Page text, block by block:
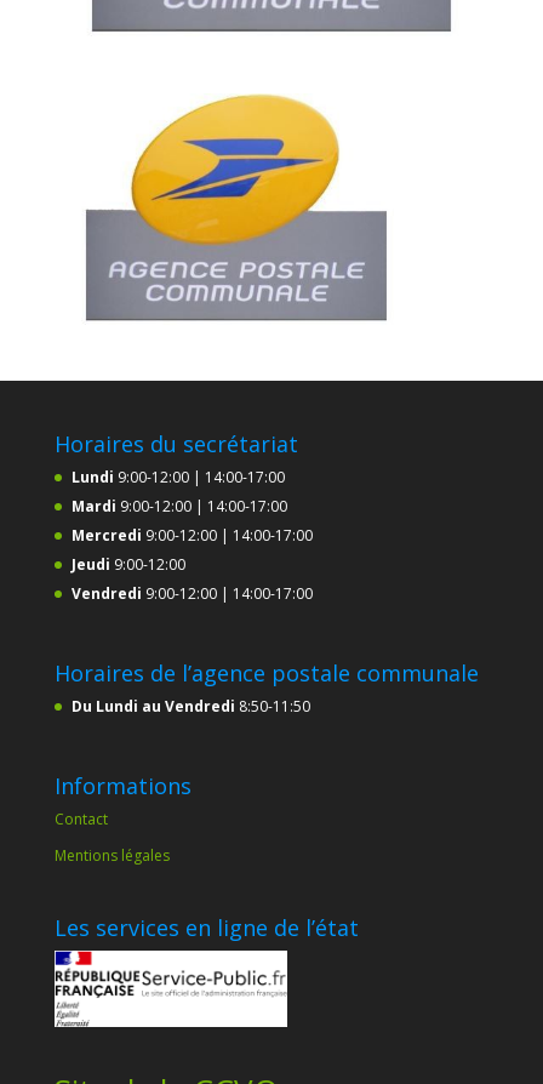
Horaires du secrétariat
Lundi 9:00-12:00 | 14:00-17:00
Mardi 9:00-12:00 | 14:00-17:00
Mercredi 9:00-12:00 | 14:00-17:00
Jeudi 9:00-12:00
Vendredi 9:00-12:00 | 14:00-17:00
Horaires de l’agence postale communale
Du Lundi au Vendredi 8:50-11:50
Informations
Contact
Mentions légales
Les services en ligne de l’état